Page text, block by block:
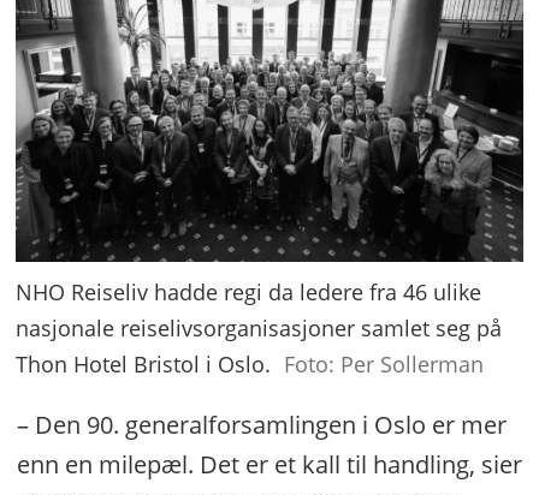
NHO Reiseliv hadde regi da ledere fra 46 ulike
nasjonale reiselivsorganisasjoner samlet seg på
Thon Hotel Bristol i Oslo. Foto: Per Sollerman
– Den 90. generalforsamlingen i Oslo er mer
enn en milepæl. Det er et kall til handling, sier